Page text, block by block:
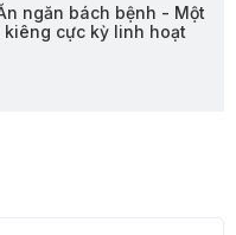
ngăn bách bệnh - Một
kiêng cực kỳ linh hoạt